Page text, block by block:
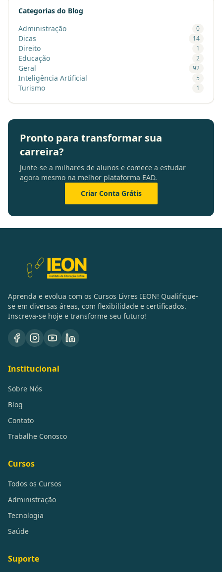
Categorias do Blog
Administração
0
Dicas 14
Direito 1
Educação 2
Geral 92
Inteligência Artificial 5
Turismo 1
Pronto para transformar sua
carreira?
Junte-se a milhares de alunos e comece a estudar
agora mesmo na melhor plataforma EAD.
Criar Conta Grátis
Aprenda e evolua com os Cursos Livres IEON! Qualifique-
se em diversas áreas, com flexibilidade e certificados.
Inscreva-se hoje e transforme seu futuro!
Institucional
Sobre Nós
Blog
Contato
Trabalhe Conosco
Cursos
Todos os Cursos
Administração
Tecnologia
Saúde
Suporte